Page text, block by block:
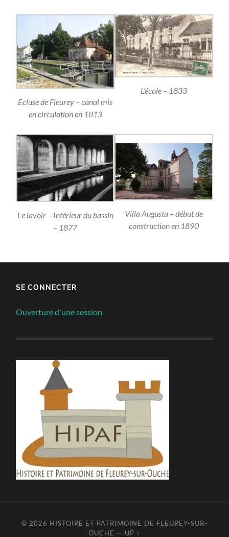
Ecluse de Fleurey – canal mis
en circulation en 1813
L’école – 1833
Le lavoir – Intérieur du bassin
– 1877
Villa Augusta – début de
construction en 1890
SE CONNECTER
Ouverture d'une session
© 2026 HISTOIRE ET PATRIMOINE DE FLEUREY-SUR-
OUCHE — UP ↑